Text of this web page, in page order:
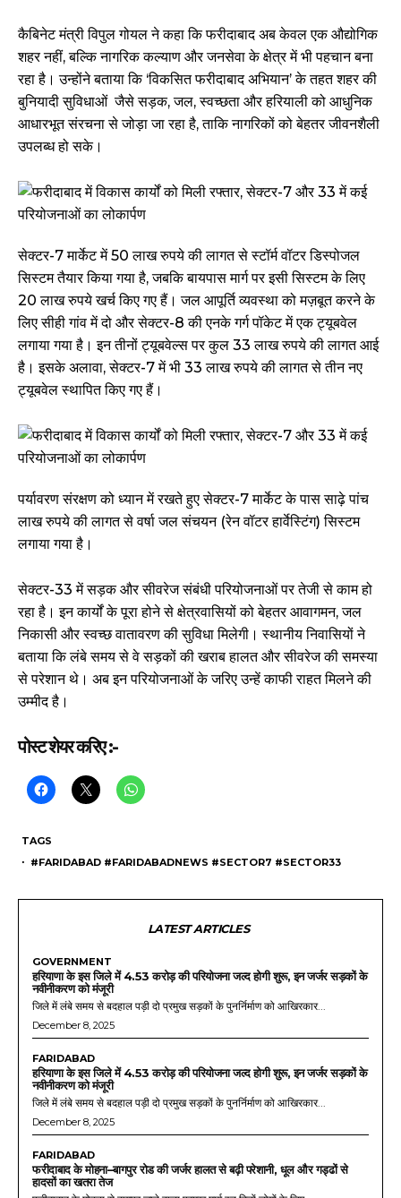
कैबिनेट मंत्री विपुल गोयल ने कहा कि फरीदाबाद अब केवल एक औद्योगिक
शहर नहीं, बल्कि नागरिक कल्याण और जनसेवा के क्षेत्र में भी पहचान बना
रहा है। उन्होंने बताया कि ‘विकसित फरीदाबाद अभियान’ के तहत शहर की
बुनियादी सुविधाओं जैसे सड़क, जल, स्वच्छता और हरियाली को आधुनिक
आधारभूत संरचना से जोड़ा जा रहा है, ताकि नागरिकों को बेहतर जीवनशैली
उपलब्ध हो सके।
सेक्टर-7 मार्केट में 50 लाख रुपये की लागत से स्टॉर्म वॉटर डिस्पोजल
सिस्टम तैयार किया गया है, जबकि बायपास मार्ग पर इसी सिस्टम के लिए
20 लाख रुपये खर्च किए गए हैं। जल आपूर्ति व्यवस्था को मज़बूत करने के
लिए सीही गांव में दो और सेक्टर-8 की एनके गर्ग पॉकेट में एक ट्यूबवेल
लगाया गया है। इन तीनों ट्यूबवेल्स पर कुल 33 लाख रुपये की लागत आई
है। इसके अलावा, सेक्टर-7 में भी 33 लाख रुपये की लागत से तीन नए
ट्यूबवेल स्थापित किए गए हैं।
पर्यावरण संरक्षण को ध्यान में रखते हुए सेक्टर-7 मार्केट के पास साढ़े पांच
लाख रुपये की लागत से वर्षा जल संचयन (रेन वॉटर हार्वेस्टिंग) सिस्टम
लगाया गया है।
सेक्टर-33 में सड़क और सीवरेज संबंधी परियोजनाओं पर तेजी से काम हो
रहा है। इन कार्यों के पूरा होने से क्षेत्रवासियों को बेहतर आवागमन, जल
निकासी और स्वच्छ वातावरण की सुविधा मिलेगी। स्थानीय निवासियों ने
बताया कि लंबे समय से वे सड़कों की खराब हालत और सीवरेज की समस्या
से परेशान थे। अब इन परियोजनाओं के जरिए उन्हें काफी राहत मिलने की
उम्मीद है।
पोस्ट शेयर करिए :-
TAGS
・ #FARIDABAD #FARIDABADNEWS #SECTOR7 #SECTOR33
LATEST ARTICLES
GOVERNMENT
हरियाणा के इस जिले में 4.53 करोड़ की परियोजना जल्द होगी शुरू, इन जर्जर सड़कों के
नवीनीकरण को मंजूरी
जिले में लंबे समय से बदहाल पड़ी दो प्रमुख सड़कों के पुनर्निर्माण को आखिरकार...
December 8, 2025
FARIDABAD
हरियाणा के इस जिले में 4.53 करोड़ की परियोजना जल्द होगी शुरू, इन जर्जर सड़कों के
नवीनीकरण को मंजूरी
जिले में लंबे समय से बदहाल पड़ी दो प्रमुख सड़कों के पुनर्निर्माण को आखिरकार...
December 8, 2025
FARIDABAD
फरीदाबाद के मोहना–बागपुर रोड की जर्जर हालत से बढ़ी परेशानी, धूल और गड्ढों से
हादसों का खतरा तेज